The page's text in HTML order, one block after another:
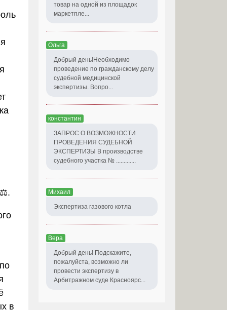
⚖️.
в
товар на одной из площадок
маркетпле...
Ольга
Добрый день!Необходимо
проведение по гражданскому делу
судебной медицинской
экспертизы. Вопро...
константин
ЗАПРОС О ВОЗМОЖНОСТИ
ПРОВЕДЕНИЯ СУДЕБНОЙ
ЭКСПЕРТИЗЫ В производстве
судебного участка № .............
Михаил
Экспертиза газового котла
Вера
Добрый день! Подскажите,
пожалуйста, возможно ли
провести экспертизу в
Арбитражном суде Красноярс...